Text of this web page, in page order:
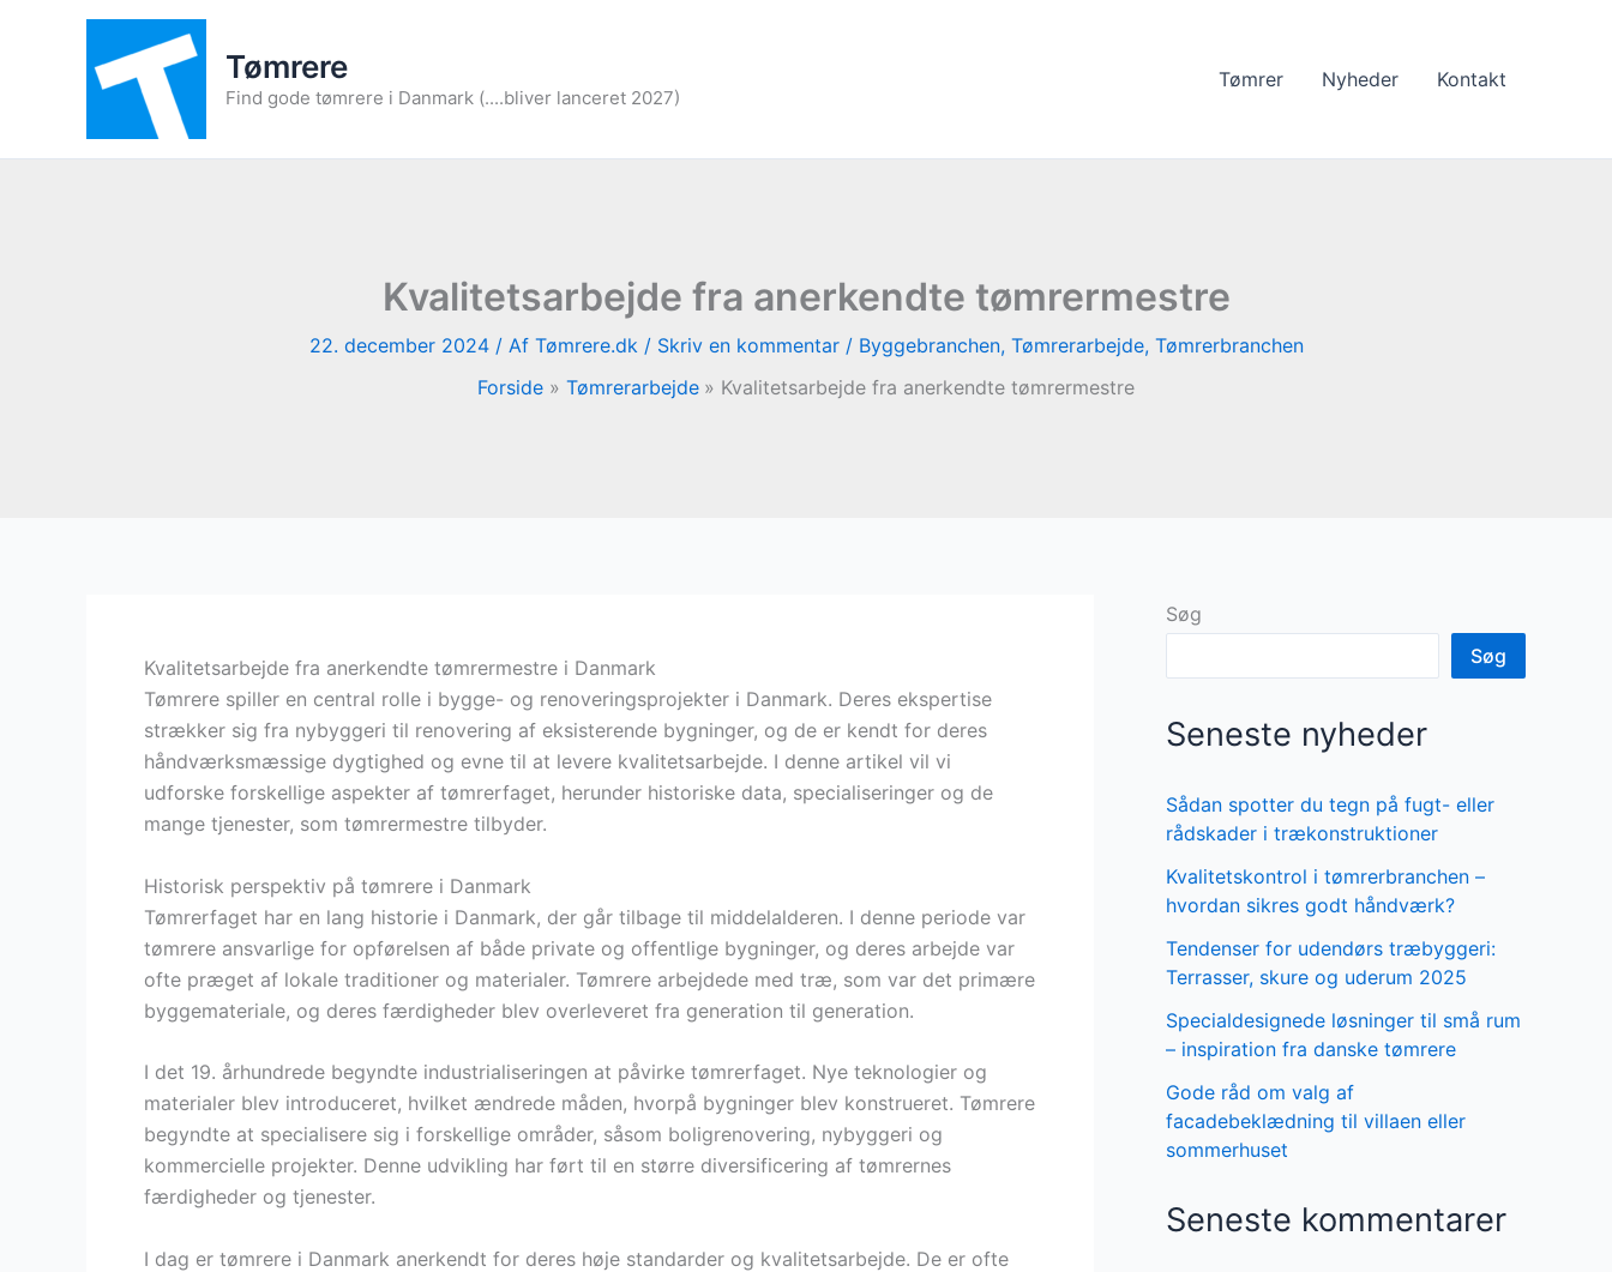
Tømrere
Find gode tømrere i Danmark (....bliver lanceret 2027)
Tømrer Nyheder Kontakt
Kvalitetsarbejde fra anerkendte tømrermestre
22. december 2024 / Af Tømrere.dk / Skriv en kommentar / Byggebranchen, Tømrerarbejde, Tømrerbranchen
Forside
Tømrerarbejde Kvalitetsarbejde fra anerkendte tømrermestre
Kvalitetsarbejde fra anerkendte tømrermestre i Danmark
Tømrere spiller en central rolle i bygge- og renoveringsprojekter i Danmark. Deres ekspertise
strækker sig fra nybyggeri til renovering af eksisterende bygninger, og de er kendt for deres
håndværksmæssige dygtighed og evne til at levere kvalitetsarbejde. I denne artikel vil vi
udforske forskellige aspekter af tømrerfaget, herunder historiske data, specialiseringer og de
mange tjenester, som tømrermestre tilbyder.
Historisk perspektiv på tømrere i Danmark
Tømrerfaget har en lang historie i Danmark, der går tilbage til middelalderen. I denne periode var
tømrere ansvarlige for opførelsen af både private og offentlige bygninger, og deres arbejde var
ofte præget af lokale traditioner og materialer. Tømrere arbejdede med træ, som var det primære
byggemateriale, og deres færdigheder blev overleveret fra generation til generation.
I det 19. århundrede begyndte industrialiseringen at påvirke tømrerfaget. Nye teknologier og
materialer blev introduceret, hvilket ændrede måden, hvorpå bygninger blev konstrueret. Tømrere
begyndte at specialisere sig i forskellige områder, såsom boligrenovering, nybyggeri og
kommercielle projekter. Denne udvikling har ført til en større diversificering af tømrernes
færdigheder og tjenester.
I dag er tømrere i Danmark anerkendt for deres høje standarder og kvalitetsarbejde. De er ofte
Søg
Søg
Seneste nyheder
Sådan spotter du tegn på fugt- eller
rådskader i trækonstruktioner
Kvalitetskontrol i tømrerbranchen –
hvordan sikres godt håndværk?
Tendenser for udendørs træbyggeri:
Terrasser, skure og uderum 2025
Specialdesignede løsninger til små rum
– inspiration fra danske tømrere
Gode råd om valg af
facadebeklædning til villaen eller
sommerhuset
Seneste kommentarer